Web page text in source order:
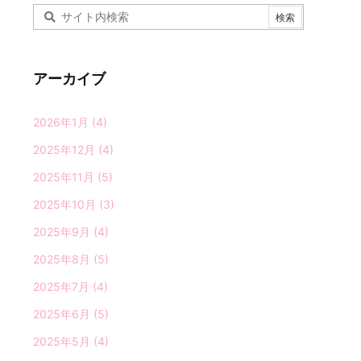
アーカイブ
2026年1月 (4)
2025年12月 (4)
2025年11月 (5)
2025年10月 (3)
2025年9月 (4)
2025年8月 (5)
2025年7月 (4)
2025年6月 (5)
2025年5月 (4)